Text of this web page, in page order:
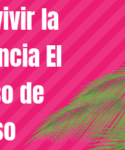
la
El
de